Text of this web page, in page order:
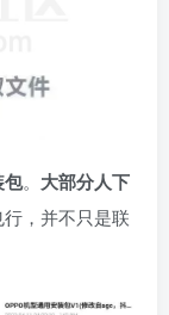
包。 大部分人下
，并不只是联